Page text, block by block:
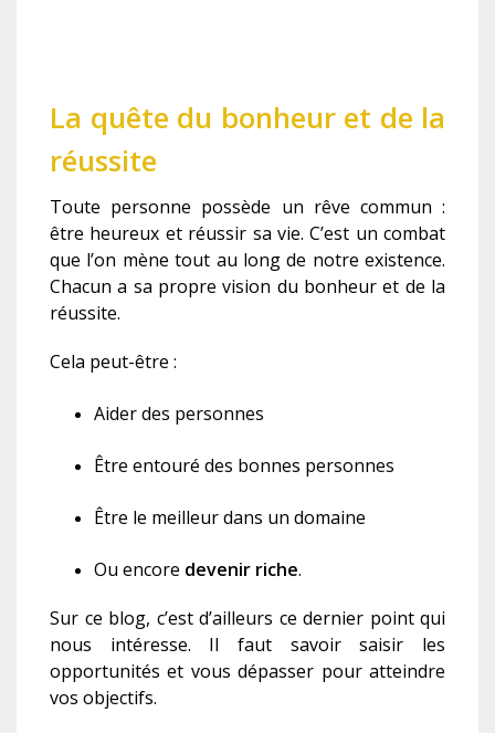
La quête du bonheur et de la
réussite
Toute personne possède un rêve commun :
être heureux et réussir sa vie. C’est un combat
que l’on mène tout au long de notre existence.
Chacun a sa propre vision du bonheur et de la
réussite.
Cela peut-être :
Aider des personnes
Être entouré des bonnes personnes
Être le meilleur dans un domaine
Ou encore devenir riche.
Sur ce blog, c’est d’ailleurs ce dernier point qui
nous intéresse. Il faut savoir saisir les
opportunités et vous dépasser pour atteindre
vos objectifs.